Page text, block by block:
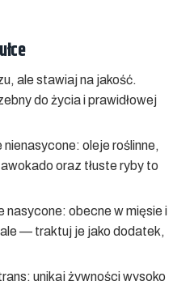
ale stawiaj na jakość.
do życia i prawidłowej
nienasycone: oleje roślinne,
oraz tłuste ryby to
nasycone: obecne w mięsie i
— traktuj je jako dodatek,
unikaj żywności wysoko